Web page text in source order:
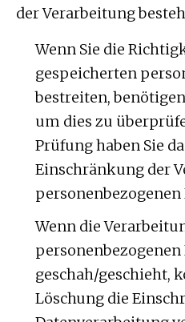
der Verarbeitung
Wenn Sie die
gespeicherten
bestreiten,
um dies zu
Prüfung haben Sie
Einschränkung der
Wenn die
geschah/geschieht,
Löschung die